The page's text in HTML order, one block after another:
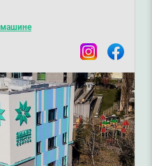
InstagramFacebook